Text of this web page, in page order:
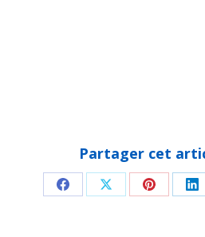
Partager cet
PartagerPartagerPartager